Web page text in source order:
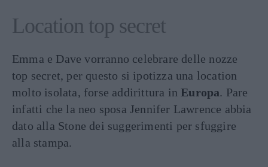
Location top secret
Emma e Dave vorranno celebrare delle nozze
top secret, per questo si ipotizza una location
molto isolata, forse addirittura inEuropa. Pare
infatti che la neo sposa Jennifer Lawrence abbia
dato alla Stone dei suggerimenti per sfuggire
alla stampa.